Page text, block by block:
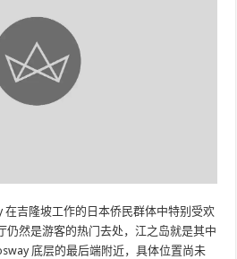
在吉隆坡工作的日本侨民群体中特别受欢
仍然是游客的热门去处，江之岛就是其中
底层的最后端附近，具体位置尚未